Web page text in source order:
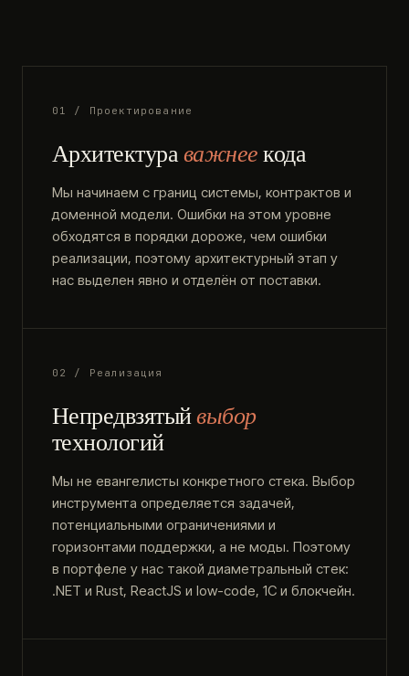
01 / Проектирование
Архитектураважнеекода
Мы начинаем с границ системы, контрактов и
доменной модели. Ошибки на этом уровне
обходятся в порядки дороже, чем ошибки
реализации, поэтому архитектурный этап у
нас выделен явно и отделён от поставки.
02 / Реализация
Непредвзятыйвыбор
технологий
Мы не евангелисты конкретного стека. Выбор
инструмента определяется задачей,
потенциальными ограничениями и
горизонтами поддержки, а не моды. Поэтому
в портфеле у нас такой диаметральный стек:
.NET и Rust, ReactJS и low-code, 1С и блокчейн.